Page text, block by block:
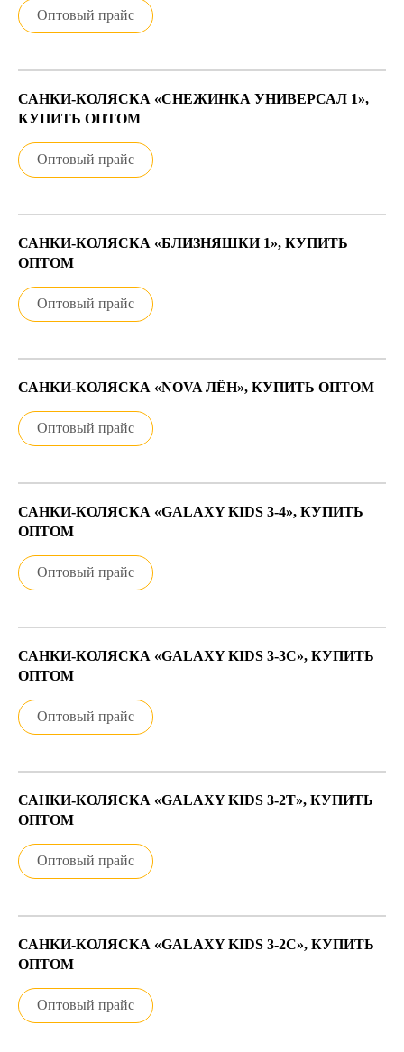
Оптовый прайс
САНКИ-КОЛЯСКА «СНЕЖИНКА УНИВЕРСАЛ 1»,
КУПИТЬ ОПТОМ
Оптовый прайс
САНКИ-КОЛЯСКА «БЛИЗНЯШКИ 1», КУПИТЬ
ОПТОМ
Оптовый прайс
САНКИ-КОЛЯСКА «NOVA ЛЁН», КУПИТЬ ОПТОМ
Оптовый прайс
САНКИ-КОЛЯСКА «GALAXY KIDS 3-4», КУПИТЬ
ОПТОМ
Оптовый прайс
САНКИ-КОЛЯСКА «GALAXY KIDS 3-3С», КУПИТЬ
ОПТОМ
Оптовый прайс
САНКИ-КОЛЯСКА «GALAXY KIDS 3-2Т», КУПИТЬ
ОПТОМ
Оптовый прайс
САНКИ-КОЛЯСКА «GALAXY KIDS 3-2С», КУПИТЬ
ОПТОМ
Оптовый прайс